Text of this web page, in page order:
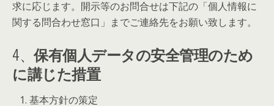
求に応じます。開示等のお問合せは下記の「個人情報に
関する問合わせ窓口」までご連絡先をお願い致します。
4、保有個人データの安全管理のため
に講じた措置
基本方針の策定